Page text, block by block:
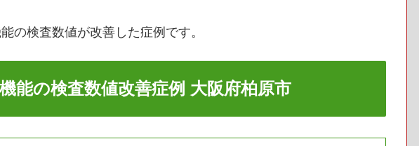
の検査数値が改善した症例です。
能の検査数値改善症例 大阪府柏原市